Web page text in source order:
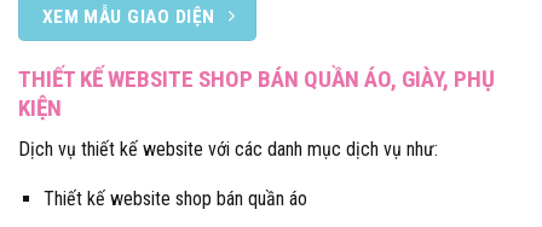
XEM MẪU GIAO DIỆN
THIẾT KẾ WEBSITE SHOP BÁN QUẦN ÁO, GIÀY, PHỤ
KIỆN
Dịch vụ thiết kế website với các danh mục dịch vụ như:
Thiết kế website shop bán quần áo